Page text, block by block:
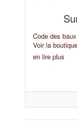
Code des
Voir la
en lire plus